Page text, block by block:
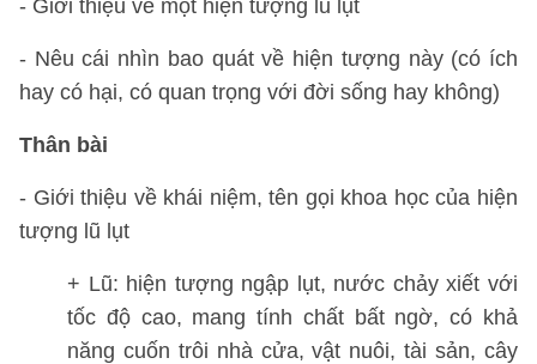
- Giới thiệu về một hiện tượng lũ lụt
- Nêu cái nhìn bao quát về hiện tượng này (có ích
hay có hại, có quan trọng với đời sống hay không)
Thân bài
- Giới thiệu về khái niệm, tên gọi khoa học của hiện
tượng lũ lụt
+ Lũ: hiện tượng ngập lụt, nước chảy xiết với
tốc độ cao, mang tính chất bất ngờ, có khả
năng cuốn trôi nhà cửa, vật nuôi, tài sản, cây